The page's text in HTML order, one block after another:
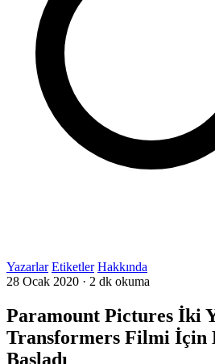
Yazarlar Etiketler Hakkında
28 Ocak 2020 · 2 dk okuma
Paramount Pictures İki
Transformers Filmi İçin
Başladı